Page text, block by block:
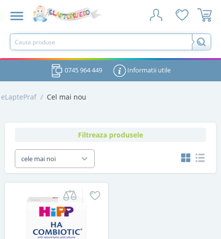
0745 964 449 Informatii utile
eLaptePraf / Cel mai nou
Filtreaza produsele
cele mai noi